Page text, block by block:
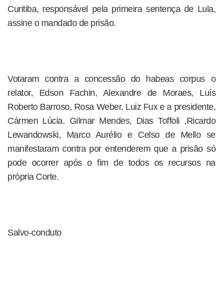
Curitiba, responsável pela primeira sentença de Lula,
assine o mandado de prisão.
Votaram contra a concessão do habeas corpus o
relator, Edson Fachin, Alexandre de Moraes, Luís
Roberto Barroso, Rosa Weber, Luiz Fux e a presidente,
Cármen Lúcia. Gilmar Mendes, Dias Toffoli ,Ricardo
Lewandowski, Marco Aurélio e Celso de Mello se
manifestaram contra por entenderem que a prisão só
pode ocorrer após o fim de todos os recursos na
própria Corte.
Salvo-conduto